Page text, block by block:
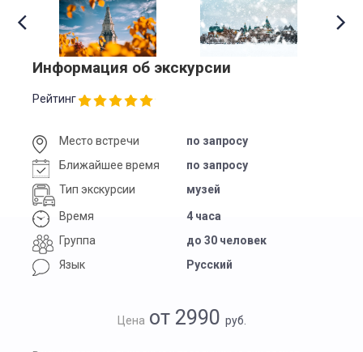
Информация об экскурсии
Рейтинг
Место встречи
по запросу
Ближайшее время
по запросу
Тип экскурсии
музей
Время
4 часа
Группа
до 30 человек
Язык
Русский
Цена от 2990 руб.